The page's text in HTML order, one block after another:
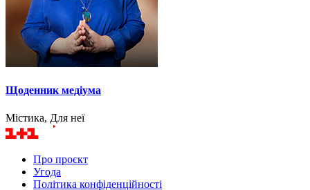
Щоденник медіума
Містика, Для неї
Про проєкт
Угода
Політика конфіденційності